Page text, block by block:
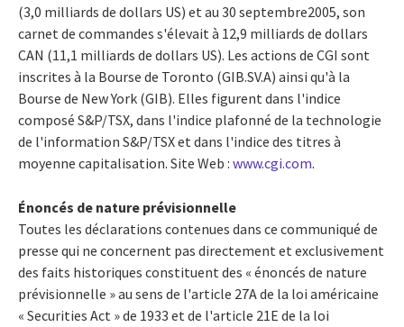
(3,0 milliards de dollars US) et au 30 septembre2005, son
carnet de commandes s'élevait à 12,9 milliards de dollars
CAN (11,1 milliards de dollars US). Les actions de CGI sont
inscrites à la Bourse de Toronto (GIB.SV.A) ainsi qu'à la
Bourse de New York (GIB). Elles figurent dans l'indice
composé S&P/TSX, dans l'indice plafonné de la technologie
de l'information S&P/TSX et dans l'indice des titres à
moyenne capitalisation. Site Web : www.cgi.com.
Énoncés de nature prévisionnelle
Toutes les déclarations contenues dans ce communiqué de
presse qui ne concernent pas directement et exclusivement
des faits historiques constituent des « énoncés de nature
prévisionnelle » au sens de l'article 27A de la loi américaine
« Securities Act » de 1933 et de l'article 21E de la loi